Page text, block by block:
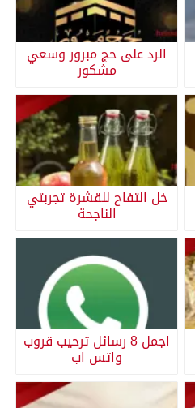
الرد على حج مبرور وسعي
مشكور
خل التفاح للقشرة تجربتي
الناجحة
اجمل 8 رسائل ترحيب قروب
واتس اب